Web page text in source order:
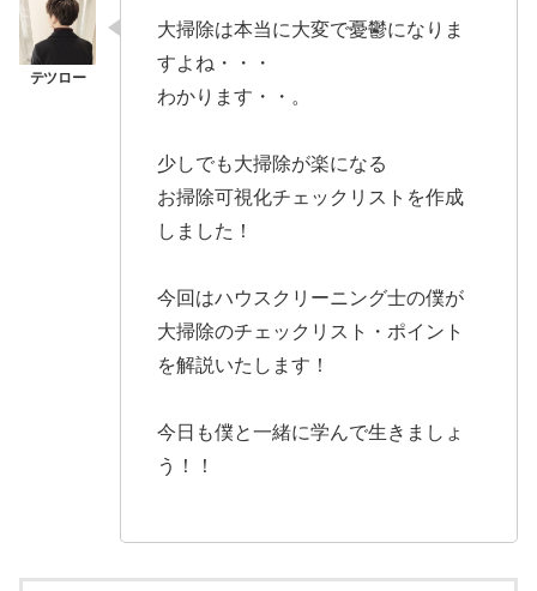
大掃除は本当に大変で憂鬱になりま
すよね・・・
わかります・・。
少しでも大掃除が楽になる
お掃除可視化チェックリストを作成
しました！
今回はハウスクリーニング士の僕が
大掃除のチェックリスト・ポイント
を解説いたします！
今日も僕と一緒に学んで生きましょ
う！！